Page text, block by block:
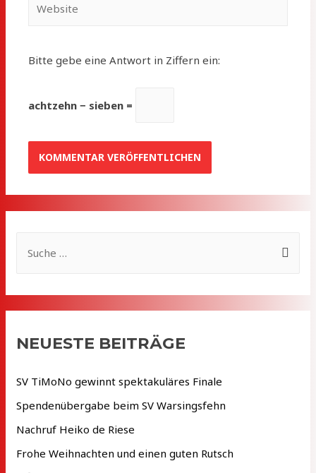
Bitte gebe eine Antwort in Ziffern ein:
achtzehn − sieben =
n
a
c
h
:
NEUESTE BEITRÄGE
SV TiMoNo gewinnt spektakuläres Finale
Spendenübergabe beim SV Warsingsfehn
Nachruf Heiko de Riese
Frohe Weihnachten und einen guten Rutsch